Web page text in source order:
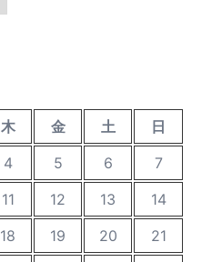
木 金 土
日
4 5 6
7
11 12 13
14
18 19 20
21